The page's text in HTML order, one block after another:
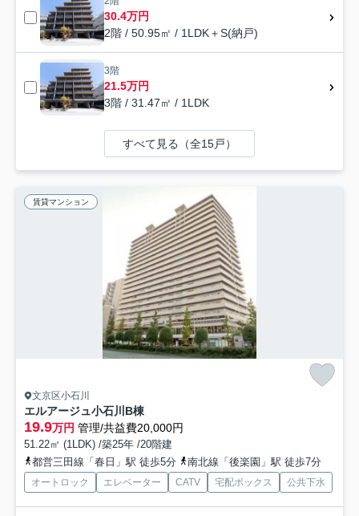
30.4万円
2階 / 50.95㎡ / 1LDK＋S(納戸)
3階
21.5万円
3階 / 31.47㎡ / 1LDK
すべて見る（全15戸）
賃貸マンション
文京区小石川
エルアージュ小石川B棟
19.9万円 管理/共益費20,000円
51.22㎡ (1LDK) /築25年 /20階建
都営三田線「春日」駅 徒歩5分
南北線「後楽園」駅 徒歩7分
オートロック エレベーター CATV 宅配ボックス 公共下水